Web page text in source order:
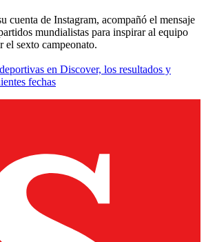
cuenta de Instagram, acompañó el mensaje
mundialistas para inspirar al equipo
el sexto campeonato.
en Discover, los resultados y
fechas